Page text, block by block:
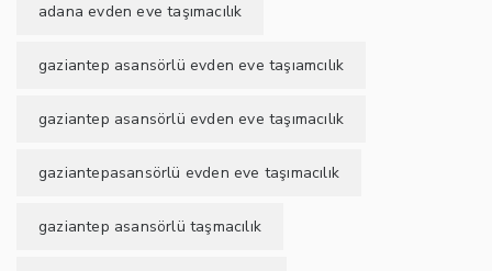
adana evden eve taşımacılık
gaziantep asansörlü evden eve taşıamcılık
gaziantep asansörlü evden eve taşımacılık
gaziantepasansörlü evden eve taşımacılık
gaziantep asansörlü taşmacılık